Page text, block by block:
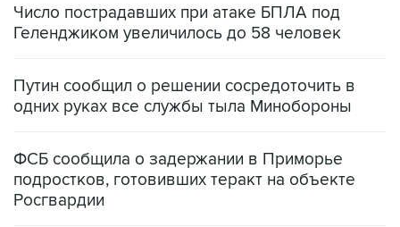
Число пострадавших при атаке БПЛА под
Геленджиком увеличилось до 58 человек
Путин сообщил о решении сосредоточить в
одних руках все службы тыла Минобороны
ФСБ сообщила о задержании в Приморье
подростков, готовивших теракт на объекте
Росгвардии